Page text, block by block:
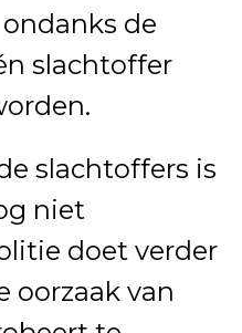
de
slachtoffer
slachtoffers is
niet
doet verder
oorzaak van